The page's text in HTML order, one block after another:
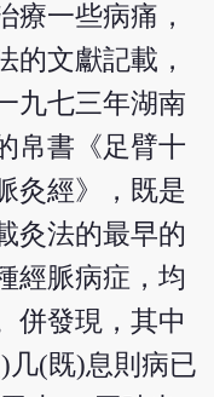
療一些病痛，
的文獻記載，
九七三年湖南
帛書《足臂十
灸經》，既是
灸法的最早的
經脈病症，均
併發現，其中
几(既)息則病已